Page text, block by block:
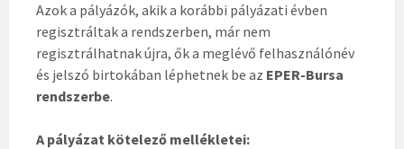
Azok a pályázók, akik a korábbi pályázati évben
regisztráltak a rendszerben, már nem
regisztrálhatnak újra, ők a meglévő felhasználónév
és jelszó birtokában léphetnek be az EPER-Bursa
rendszerbe.
A pályázat kötelező mellékletei: